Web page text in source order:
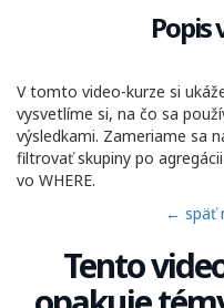
Popis
V tomto video-kurze si
vysvetlíme si, na čo sa
výsledkami. Zameriame sa
filtrovať skupiny po
vo WHERE.
← späť
Tento